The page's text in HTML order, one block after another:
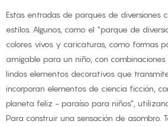
Estas entradas de parques de diversiones
estilos. Algunos, como el "parque de
colores vivos y caricaturas, como formas
amigable para un niño, con
lindos elementos decorativos que
incorporan elementos de ciencia ficción,
planeta feliz - paraíso para niños",
Para construir una sensación de asombro.